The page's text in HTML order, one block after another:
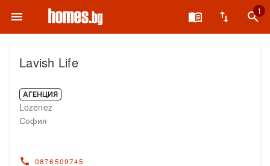
menu menu_book swap_vert search1
Lavish Life
АГЕНЦИЯ
Lozenez
София
call 0876509745